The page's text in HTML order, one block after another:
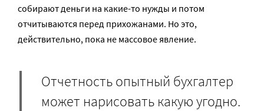
собирают деньги на какие-то нужды и потом
отчитываются перед прихожанами. Но это,
действительно, пока не массовое явление.
Отчетность опытный бухгалтер
может нарисовать какую угодно.